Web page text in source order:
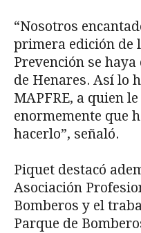
“Nosotros
primera edición de
Prevención se
de Henares. Así lo
MAPFRE, a quien
enormemente que
hacerlo”, señaló.
Piquet destacó
Asociación
Bomberos y el
Parque de